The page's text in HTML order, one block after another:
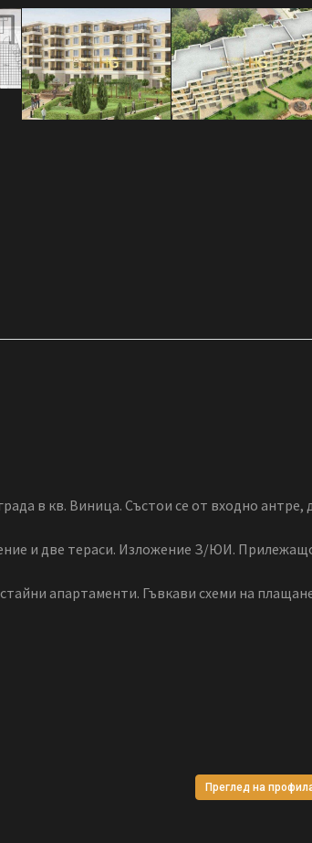
в кв. Виница. Състои се от входно антре,
и две тераси. Изложение З/ЮИ.
апартаменти. Гъвкави схеми на
Преглед на